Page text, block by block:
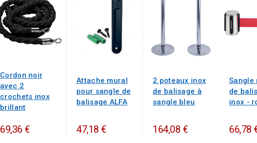
Cordon noir
avec 2
crochets inox
brillant
69,36 €
Attache mural
pour sangle de
balisage ALFA
47,18 €
2 poteaux inox
de balisage à
sangle bleu
164,08 €
Sangle
de
inox -
66,78